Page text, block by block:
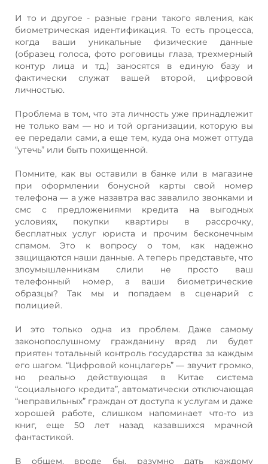
И то и другое - разные грани такого явления, как
биометрическая идентификация. То есть процесса,
когда ваши уникальные физические данные
(образец голоса, фото роговицы глаза, трехмерный
контур лица и тд.) заносятся в единую базу и
фактически служат вашей второй, цифровой
личностью.
Проблема в том, что эта личность уже принадлежит
не только вам — но и той организации, которую вы
ее передали сами, а еще тем, куда она может оттуда
“утечь” или быть похищенной.
Помните, как вы оставили в банке или в магазине
при оформлении бонусной карты свой номер
телефона — а уже назавтра вас завалило звонками и
смс с предложениями кредита на выгодных
условиях, покупки квартиры в рассрочку,
бесплатных услуг юриста и прочим бесконечным
спамом. Это к вопросу о том, как надежно
защищаются наши данные. А теперь представьте, что
злоумышленникам слили не просто ваш
телефонный номер, а ваши биометрические
образцы? Так мы и попадаем в сценарий с
полицией.
И это только одна из проблем. Даже самому
законопослушному гражданину вряд ли будет
приятен тотальный контроль государства за каждым
его шагом. “Цифровой концлагерь” — звучит громко,
но реально действующая в Китае система
“социального кредита”, автоматически отключающая
“неправильных” граждан от доступа к услугам и даже
хорошей работе, слишком напоминает что-то из
книг, еще 50 лет назад казавшихся мрачной
фантастикой.
В общем, вроде бы, разумно дать каждому